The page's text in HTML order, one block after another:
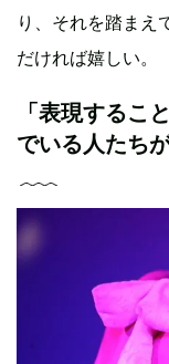
り、それを踏まえ
だければ嬉しい。
「表現するこ
でいる人たち